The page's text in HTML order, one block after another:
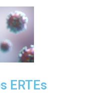
ERTEs